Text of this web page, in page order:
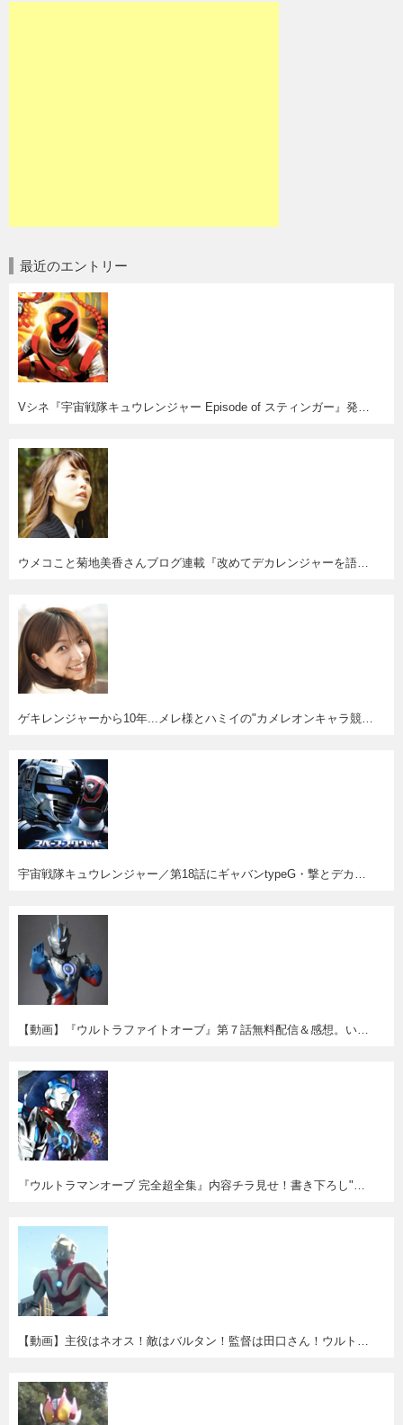
最近のエントリー
Vシネ『宇宙戦隊キュウレンジャー Episode of スティンガー』発売決定！妄想はかどるわー(^o^)
ウメコこと菊地美香さんブログ連載『改めてデカレンジャーを語ってみる』スタート。
ゲキレンジャーから10年...メレ様とハミイの"カメレオンキャラ競演"が見たい！
宇宙戦隊キュウレンジャー／第18話にギャバンtypeG・撃とデカレッド・バン＆センちゃん・ウメコ登場！
【動画】『ウルトラファイトオーブ』第７話無料配信＆感想。いよいよラス前。ゼロとオーブの兄弟(!?)バトルが燃える！
『ウルトラマンオーブ 完全超全集』内容チラ見せ！書き下ろし"オーブクロニクル〈年代記〉"が面白そう！
【動画】主役はネオス！敵はバルタン！監督は田口さん！ウルトラ愛あふれる台湾の新作MV"MAYDAY『Life Of Planet』"